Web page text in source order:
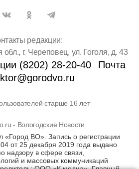
редакции:
обл., г. Череповец, ул. Гоголя, д. 43
(8202) 28-20-40
Почта
старше 16 лет
- Вологодские Новости
«Город ВО». Запись о регистрации
25 декабря 2019 года выдано
надзору в сфере связи,
и массовых коммуникаций